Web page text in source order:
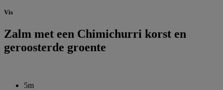
Vis
Zalm met een Chimichurri korst en
geroosterde groente
5m